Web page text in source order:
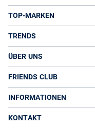
TOP-MARKEN
TRENDS
ÜBER UNS
FRIENDS CLUB
INFORMATIONEN
KONTAKT